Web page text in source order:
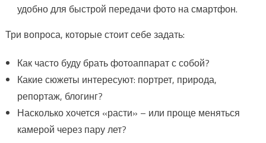
удобно для быстрой передачи фото на смартфон.
Три вопроса, которые стоит себе задать:
Как часто буду брать фотоаппарат с собой?
Какие сюжеты интересуют: портрет, природа,
репортаж, блогинг?
Насколько хочется «расти» – или проще меняться
камерой через пару лет?